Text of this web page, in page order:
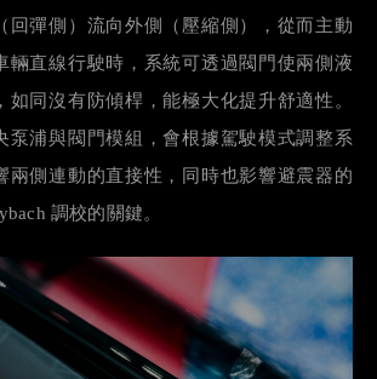
回彈側）流向外側（壓縮側），從而主動
輛直線行駛時，系統可透過閥門使兩側液
如同沒有防傾桿，能極大化提升舒適性。
泵浦與閥門模組，會根據駕駛模式調整系
兩側連動的直接性，同時也影響避震器的
調校的關鍵。